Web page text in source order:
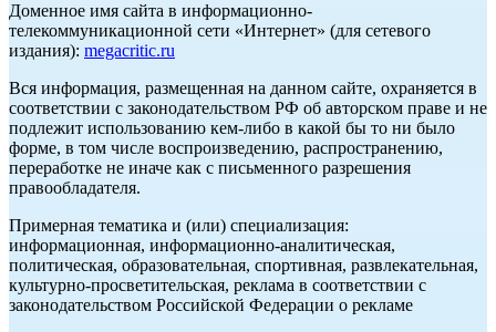
Доменное имя сайта в информационно-
телекоммуникационной сети «Интернет» (для сетевого
издания): megacritic.ru
Вся информация, размещенная на данном сайте, охраняется в
соответствии с законодательством РФ об авторском праве и не
подлежит использованию кем-либо в какой бы то ни было
форме, в том числе воспроизведению, распространению,
переработке не иначе как с письменного разрешения
правообладателя.
Примерная тематика и (или) специализация:
информационная, информационно-аналитическая,
политическая, образовательная, спортивная, развлекательная,
культурно-просветительская, реклама в соответствии с
законодательством Российской Федерации о рекламе